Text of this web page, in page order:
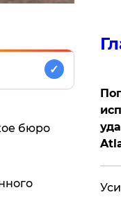
✓
бюро